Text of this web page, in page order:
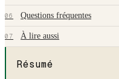
06 Questions fréquentes
07 À lire aussi
Résumé